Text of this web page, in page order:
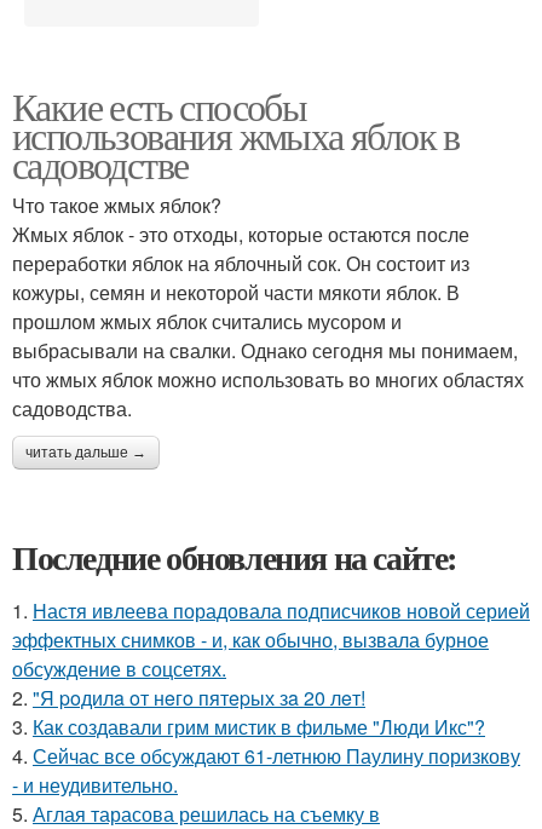
Какие есть способы
использования жмыха яблок в
садоводстве
Что такое жмых яблок?
Жмых яблок - это отходы, которые остаются после
переработки яблок на яблочный сок. Он состоит из
кожуры, семян и некоторой части мякоти яблок. В
прошлом жмых яблок считались мусором и
выбрасывали на свалки. Однако сегодня мы понимаем,
что жмых яблок можно использовать во многих областях
садоводства.
читать дальше →
Последние обновления на сайте:
1. Настя ивлеева порадовала подписчиков новой серией
эффектных снимков - и, как обычно, вызвала бурное
обсуждение в соцсетях.
2. "Я poдилa oт нeгo пятepых зa 20 лeт!
3. Как создавали грим мистик в фильме "Люди Икс"?
4. Сейчас все обсуждают 61-летнюю Паулину поризкову
- и неудивительно.
5. Аглая тарасова решилась на съемку в